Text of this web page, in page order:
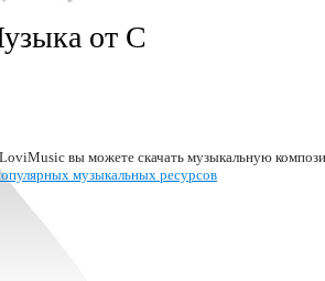
от C
вы можете скачать музыкальную
музыкальных ресурсов